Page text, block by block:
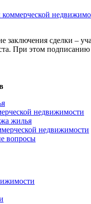
заключения сделки –
При этом подписанию
недвижимости
жилья
недвижимости
вопросы